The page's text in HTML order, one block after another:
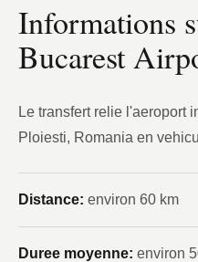
Informations
Bucarest
Le transfert relie l'aeroport
Ploiesti, Romania en
Distance: environ 60 km
Duree moyenne: environ